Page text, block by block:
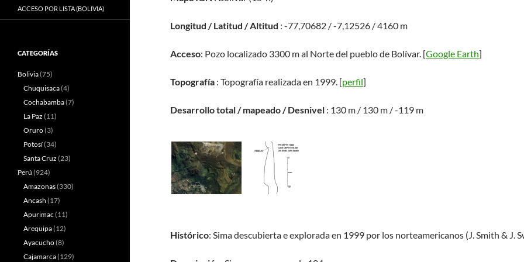
Longitud / Latitud / Altitud : -77,70682 / -7,12526 / 4160 m
Acceso: Pozo localizado 3300 m al Norte del pueblo de Bolívar. [Google Earth]
Topografía : Topografía realizada en 1999. [perfil]
Desarrollo total / mapeado / Desnivel : 130 m / 130 m / -119 m
Histórico: Sima descubierta e explorada en 1999 por los norteamericanos (J. Smith & J.
ACCESO POR LISTA (BOLIVIA)
CATEGORÍAS
Bolivia(75)
Chuquisaca(4)
Cochabamba(7)
La Paz (11)
Oruro(3)
Potosí(34)
Santa Cruz (23)
Perú (924)
Amazonas(330)
Ancash (17)
Apurimac (11)
Arequipa(12)
Ayacucho(8)
Cajamarca(129)